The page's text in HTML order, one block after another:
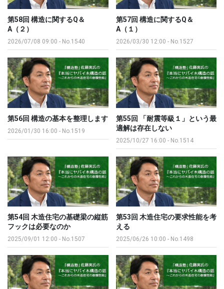
第58回 構造に関するQ＆
A（２）
2026/07/08 09:00 - No.1540
第57回 構造に関するQ＆
A（１）
2026/03/30 12:00 - No.1527
第56回 構造の基本を整理します
2026/01/30 16:00 - No.1519
第55回 「耐震等級１」という最
適解は存在しない
2025/10/27 16:00 - No.1514
第54回 木造住宅の基礎梁の縦筋
フックは必要なのか
2025/09/01 12:00 - No.1507
第53回 木造住宅の要求性能を考
える
2025/06/26 10:00 - No.1498